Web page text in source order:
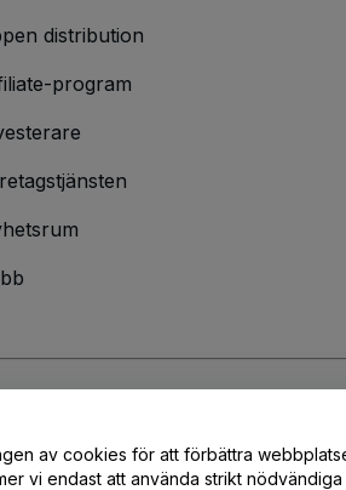
distribution
program
av cookies för att förbättra
vi endast att använda strikt nödvändiga